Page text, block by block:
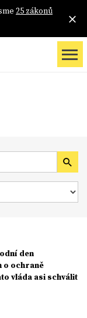
25 zákonů
den
o ochraně
vláda asi schválit